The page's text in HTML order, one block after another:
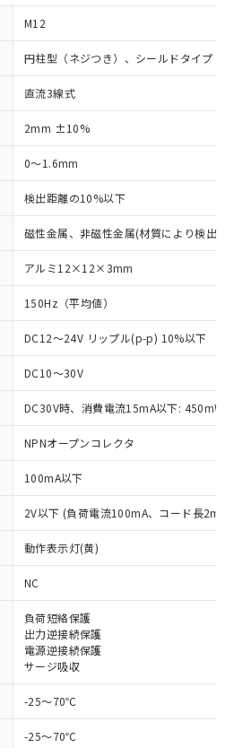
M12
円柱型（ネジつき）、シールドタイプ
直流3線式
2mm ±10%
0～1.6mm
検出距離の10%以下
磁性金属、非磁性金属(材質により検出距
アルミ12×12×3mm
150Hz（平均値）
DC12～24V リップル(p-p) 10%以下
DC10～30V
DC30V時、消費電流15mA以下: 450mW
NPNオープンコレクタ
100mA以下
2V以下 (負荷電流100mA、コード長2m時
動作表示灯(黄)
NC
負荷短絡保護
出力逆接続保護
電源逆接続保護
サージ吸収
-25～70℃
-25～70℃
いただき、同意のうえ
RoHS指令（10物質）の
品が提供可能な商品で
指令（10物質）の非含
に切り替える予定のある
RoHS指令（10物質）の
品で、対応品を出す予